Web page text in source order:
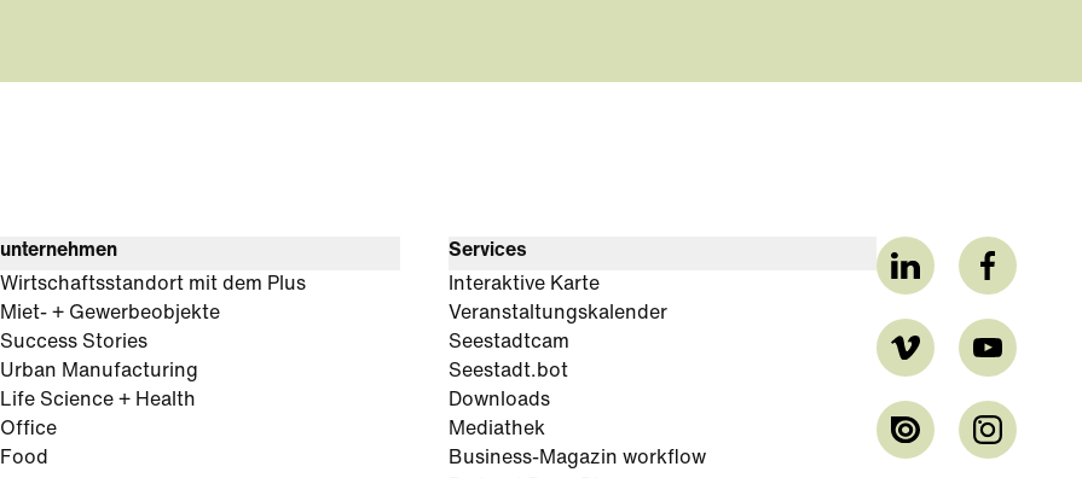
unternehmen
Wirtschaftsstandort mit dem Plus
Miet- + Gewerbeobjekte
Success Stories
Urban Manufacturing
Life Science + Health
Office
Food
Services
Interaktive Karte
Veranstaltungskalender
Seestadtcam
Seestadt.bot
Downloads
Mediathek
Business-Magazin workflow